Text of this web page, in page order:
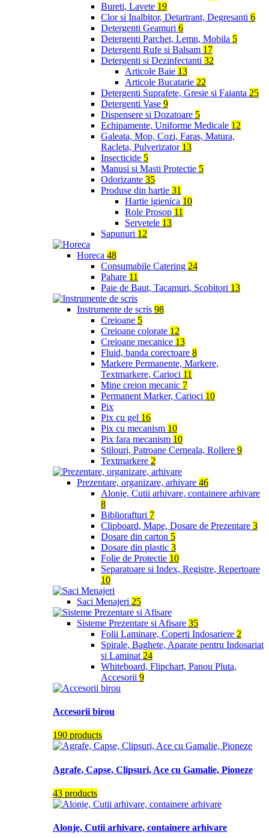
Bureti, Lavete 19
Clor si Inalbitor, Detartrant, Degresanti 6
Detergenti Geamuri 6
Detergenti Parchet, Lemn, Mobila 5
Detergenti Rufe si Balsam 17
Detergenti si Dezinfectanti 32
Articole Baie 13
Articole Bucatarie 22
Detergenti Suprafete, Gresie si Faianta 25
Detergenti Vase 9
Dispensere si Dozatoare 5
Echipamente, Uniforme Medicale 12
Galeata, Mop, Cozi, Faras, Matura,
Racleta, Pulverizator 13
Insecticide 5
Manusi si Masti Protectie 5
Odorizante 35
Produse din hartie 31
Hartie igienica 10
Role Prosop 11
Servetele 13
Sapunuri 12
Horeca 48
Consumabile Catering 24
Pahare 11
Paie de Baut, Tacamuri, Scobitori 13
Instrumente de scris 98
Creioane 5
Creioane colorate 12
Creioane mecanice 13
Fluid, banda corectoare 8
Markere Permanente, Markere,
Textmarkere, Carioci 11
Mine creion mecanic 7
Permanent Marker, Carioci 10
Pix
Pix cu gel 16
Pix cu mecanism 10
Pix fara mecanism 10
Stilouri, Patroane Cerneala, Rollere 9
Textmarkere 2
Prezentare, organizare, arhivare 46
Alonje, Cutii arhivare, containere arhivare
8
Bibliorafturi 7
Clipboard, Mape, Dosare de Prezentare 3
Dosare din carton 5
Dosare din plastic 3
Folie de Protectie 10
Separatoare si Index, Registre, Repertoare
10
Saci Menajeri 25
Sisteme Prezentare si Afisare 35
Folii Laminare, Coperti Indosariere 2
Spirale, Baghete, Aparate pentru Indosariat
si Laminat 24
Whiteboard, Flipchart, Panou Pluta,
Accesorii 9
Accesorii birou
190 products
Agrafe, Capse, Clipsuri, Ace cu Gamalie, Pioneze
43 products
Alonje, Cutii arhivare, containere arhivare